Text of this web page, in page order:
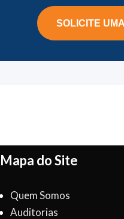
SOLICITE
Mapa do Site
Quem Somos
Auditorias